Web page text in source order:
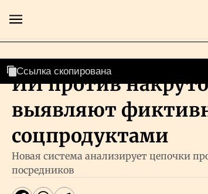
Главная
Бизнес
Технологии
ИИ против
выявляют
соцпродуктами
Новая система анализирует цепочки
посредников
Ссылка скопирована
Ссылка скопирована